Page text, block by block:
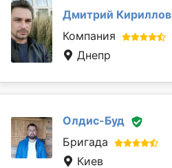
Дмитрий Кириллов
Компания
Днепр
Олдис-Буд
Бригада
Киев